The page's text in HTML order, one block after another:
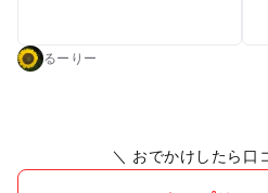
るーりー
＼ おでかけしたら口